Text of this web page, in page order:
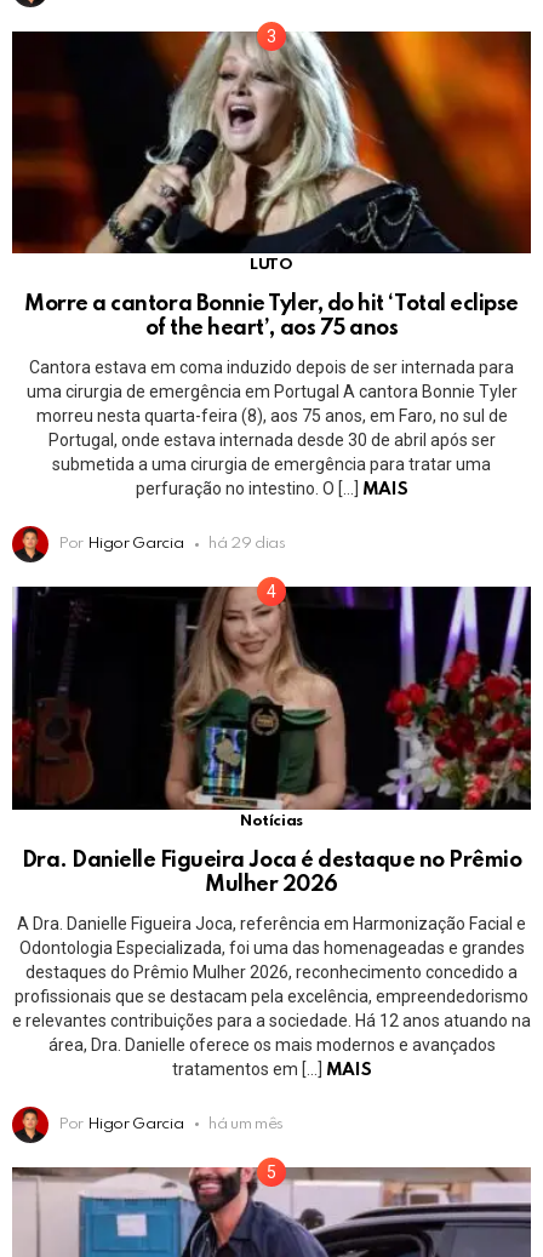
LUTO
Morre a cantora Bonnie Tyler, do hit ‘Total eclipse
of the heart’, aos 75 anos
Cantora estava em coma induzido depois de ser internada para
uma cirurgia de emergência em Portugal A cantora Bonnie Tyler
morreu nesta quarta-feira (8), aos 75 anos, em Faro, no sul de
Portugal, onde estava internada desde 30 de abril após ser
submetida a uma cirurgia de emergência para tratar uma
perfuração no intestino. O […]
MAIS
Por Higor Garcia há 29 dias
Notícias
Dra. Danielle Figueira Joca é destaque no Prêmio
Mulher 2026
A Dra. Danielle Figueira Joca, referência em Harmonização Facial e
Odontologia Especializada, foi uma das homenageadas e grandes
destaques do Prêmio Mulher 2026, reconhecimento concedido a
profissionais que se destacam pela excelência, empreendedorismo
e relevantes contribuições para a sociedade. Há 12 anos atuando na
área, Dra. Danielle oferece os mais modernos e avançados
tratamentos em […]
MAIS
Por Higor Garcia há um mês